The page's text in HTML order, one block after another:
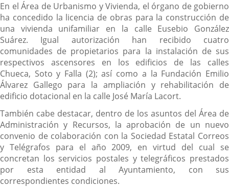
En el Área de Urbanismo y Vivienda, el órgano de gobierno
ha concedido la licencia de obras para la construcción de
una vivienda unifamiliar en la calle Eusebio González
Suárez. Igual autorización han recibido cuatro
comunidades de propietarios para la instalación de sus
respectivos ascensores en los edificios de las calles
Chueca, Soto y Falla (2); así como a la Fundación Emilio
Álvarez Gallego para la ampliación y rehabilitación de
edificio dotacional en la calle José María Lacort.
También cabe destacar, dentro de los asuntos del Área de
Administración y Recursos, la aprobación de un nuevo
convenio de colaboración con la Sociedad Estatal Correos
y Telégrafos para el año 2009, en virtud del cual se
concretan los servicios postales y telegráficos prestados
por esta entidad al Ayuntamiento, con sus
correspondientes condiciones.